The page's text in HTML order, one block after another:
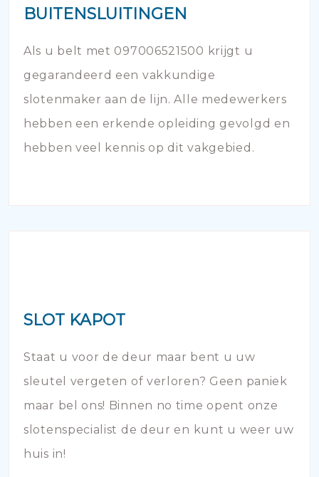
BUITENSLUITINGEN
Als u belt met 097006521500 krijgt u
gegarandeerd een vakkundige
slotenmaker aan de lijn. Alle medewerkers
hebben een erkende opleiding gevolgd en
hebben veel kennis op dit vakgebied.
SLOT KAPOT
Staat u voor de deur maar bent u uw
sleutel vergeten of verloren? Geen paniek
maar bel ons! Binnen no time opent onze
slotenspecialist de deur en kunt u weer uw
huis in!